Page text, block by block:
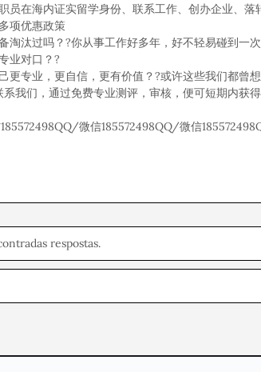
员在海内证实留学身份、联系工作、创办企业、
项优惠政策
淘汰过吗？?你从事工作好多年，好不轻易碰到一
业对口？?
更专业，更自信，更有价值？?或许这些我们都曾
我们，通过免费专业测评，审核，便可短期内获
微信185572498QQ/微信
respostas.